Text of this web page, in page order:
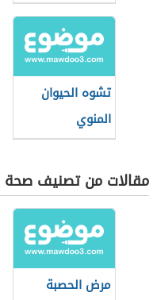
تشوه الحيوان
المنوي
مقالات من تصنيف صحة
مرض الحصبة